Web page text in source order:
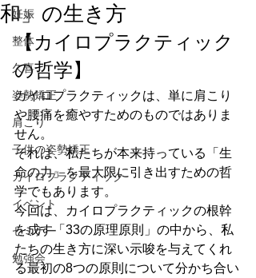
妊娠
整体
久喜
姿勢矯正
肩こり
子供の姿勢矯正
カイロプラクティック
イベント
セミナー
勉強会
和」の生き方
【カイロプラクティック
の哲学】
カイロプラクティックは、単に肩こり
や腰痛を癒やすためのものではありま
せん。
それは、私たちが本来持っている「生
命の力」を最大限に引き出すための哲
学でもあります。
今回は、カイロプラクティックの根幹
を成す「33の原理原則」の中から、私
たちの生き方に深い示唆を与えてくれ
る最初の8つの原則について分かち合い